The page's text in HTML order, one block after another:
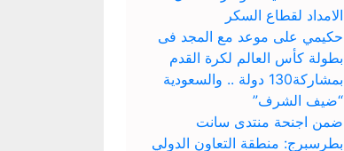
الامداد لقطاع السكر
حكيمي على موعد مع المجد فى
بطولة كأس العالم لكرة القدم
بمشاركة130 دولة .. والسعودية
“ضيف الشرف”
ضمن اجنحة منتدى سانت
بطرسبرج: منطقة التعاون الدولي